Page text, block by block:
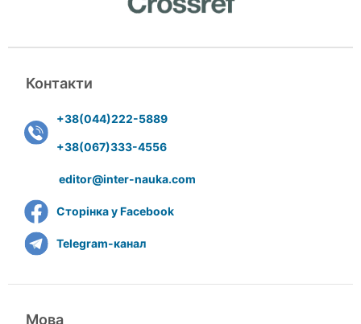
Контакти
+38(044)222-5889
+38(067)333-4556
editor@inter-nauka.com
Сторінка у Facebook
Telegram-канал
Мова